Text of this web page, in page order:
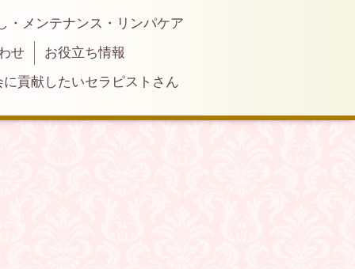
・メンテナンス・リンパケア
せ
お役立ち情報
貢献したいセラピストさん